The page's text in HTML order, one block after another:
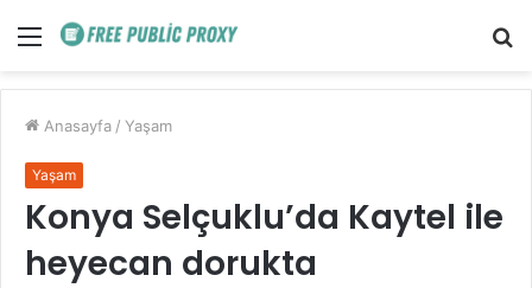
Menü
Anasayfa / Yaşam
Yaşam
Konya Selçuklu’da Kaytel ile
heyecan dorukta